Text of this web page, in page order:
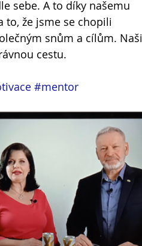
sebe. A to díky našemu
to, že jsme se chopili
snům a cílům. Naši
cestu.
#mentor